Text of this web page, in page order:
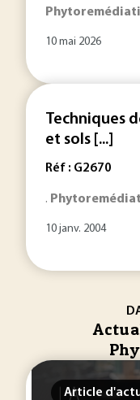
10 mai 2026
Techniques
et sols [...]
Réf : G2670
.
10 janv. 2004
Article